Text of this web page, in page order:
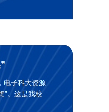
电子科大资源
”。这是我校